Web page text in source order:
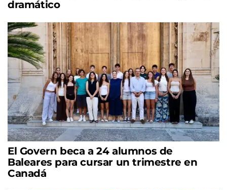
dramático
El Govern beca a 24 alumnos de
Baleares para cursar un trimestre en
Canadá